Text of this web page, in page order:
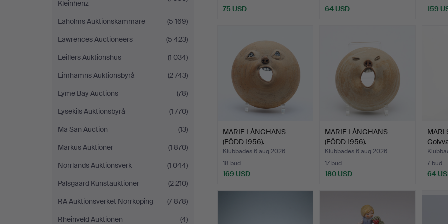
Kleinhenz
Laholms Auktionskammare
(5 169)
Lawrences Auctioneers
(5 423)
Leiflers Auktionshus
(1 034)
Limhamns Auktionsbyrå
(2 743)
Lyme Bay Auctions
(78)
Lysekils Auktionsbyrå
(1 770)
Ma San Auction
(13)
Markus Auktioner
(1 870)
Norrlands Auktionsverk
(1 044)
Palsgaard Kunstauktioner
(2 210)
RA Auktionsverket Norrköping
(7 878)
Rheinveld Auktionen
(4)
75 USD 64 USD 159
MARIE LÅNGHANS
(FÖDD 1956).
"Körsångare".
Klubbades 6 aug 2026
18 bud
169 USD
MARIE LÅNGHANS
(FÖDD 1956).
"Körsångare".
Klubbades 6 aug 2026
17 bud
180 USD
MARI
sig…
7 bud
64